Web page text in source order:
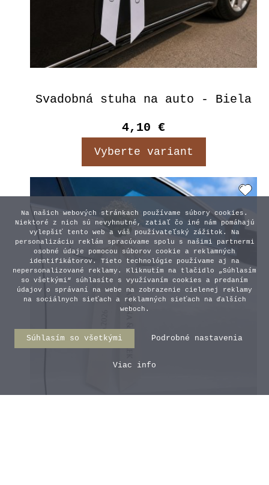
Svadobná stuha na auto - Biela
4,10 €
Vyberte variant
Na našich webových stránkach používame súbory cookies.
Niektoré z nich sú nevyhnutné, zatiaľ čo iné nám pomáhajú
vylepšiť tento web a váš používateľský zážitok. Na
personalizáciu reklám spracúvame spolu s našimi partnermi
osobné údaje pomocou súborov cookie a reklamných
identifikátorov. Tieto technológie používame aj na
nepersonalizované reklamy. Kliknutím na tlačidlo „Súhlasím
so všetkými“ súhlasíte s využívaním cookies a predaním
údajov o správaní na webe na zobrazenie cielenej reklamy
na sociálnych sieťach a reklamných sieťach na ďalších
weboch.
Súhlasím so všetkými Podrobné nastavenia
Viac info